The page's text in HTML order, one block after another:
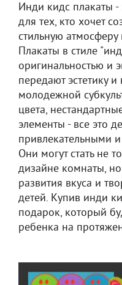
Инди кидс плакаты
для тех, кто хочет
стильную
Плакаты в стиле
оригинальностью и
передают эстетику
молодежной
цвета,
элементы - все это
привлекательными
Они могут стать не
дизайне комнаты,
развития вкуса и
детей. Купив инди
подарок, который
ребенка на